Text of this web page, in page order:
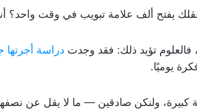
يفتح ألف علامة تبويب في وقت واحد؟
فالعلوم تؤيد ذلك: فقد وجدت دراسة أجرتها
كبيرة، ولنكن صادقين — ما لا يقل عن